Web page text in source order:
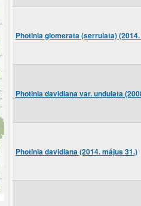
Photinia glomerata (serrulata)
Photinia davidiana var. undulata
Photinia davidiana (2014. május 31.)